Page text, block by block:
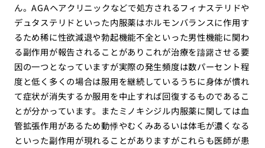
ん。AGAヘアクリニックなどで処方されるフィナステリドや
デュタステリドといった内服薬はホルモンバランスに作用す
るため稀に性欲減退や勃起機能不全といった男性機能に関わ
る副作用が報告されることがありこれが治療を躊躇させる要
因の一つとなっていますが実際の発生頻度は数パーセント程
度と低く多くの場合は服用を継続しているうちに身体が慣れ
て症状が消失するか服用を中止すれば回復するものであるこ
とが分かっています。またミノキシジル内服薬に関しては血
管拡張作用があるため動悸やむくみあるいは体毛が濃くなる
といった副作用が現れることがありますがこれらも医師が患